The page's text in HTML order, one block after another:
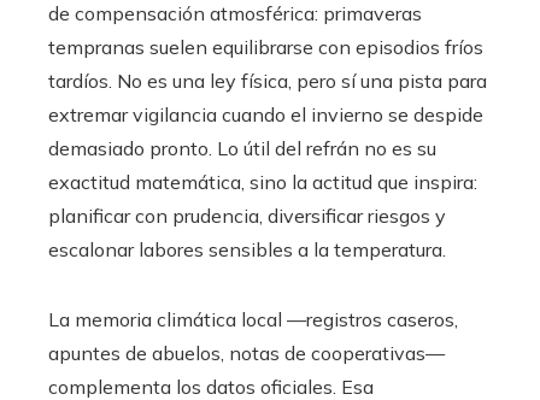
de compensación atmosférica: primaveras
tempranas suelen equilibrarse con episodios fríos
tardíos. No es una ley física, pero sí una pista para
extremar vigilancia cuando el invierno se despide
demasiado pronto. Lo útil del refrán no es su
exactitud matemática, sino la actitud que inspira:
planificar con prudencia, diversificar riesgos y
escalonar labores sensibles a la temperatura.
La memoria climática local —registros caseros,
apuntes de abuelos, notas de cooperativas—
complementa los datos oficiales. Esa